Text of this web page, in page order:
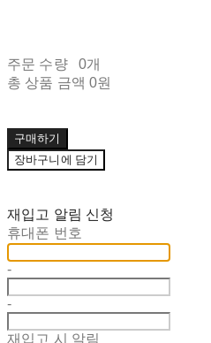
주문 수량
0개
총 상품 금액 0원
구매하기
장바구니에 담기
재입고 알림 신청
휴대폰 번호
-
-
재입고 시 알림